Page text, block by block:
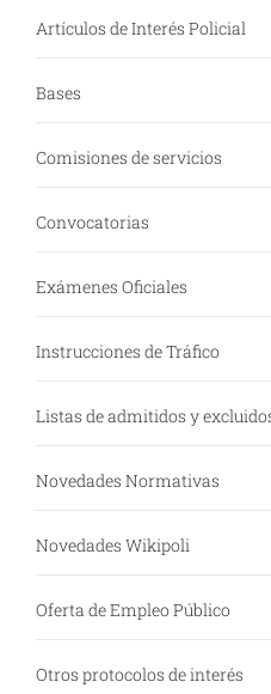
Artículos de Interés Policial
Bases
Comisiones de servicios
Convocatorias
Exámenes Oficiales
Instrucciones de Tráfico
Listas de admitidos y
Novedades Normativas
Novedades Wikipoli
Oferta de Empleo Público
Otros protocolos de interés